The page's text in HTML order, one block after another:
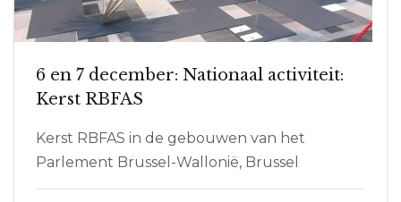
6 en 7 december: Nationaal activiteit:
Kerst RBFAS
Kerst RBFAS in de gebouwen van het
Parlement Brussel-Wallonië, Brussel